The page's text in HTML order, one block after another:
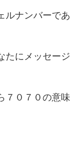
ルナンバーであ
たにメッセージ
７０７０の意味